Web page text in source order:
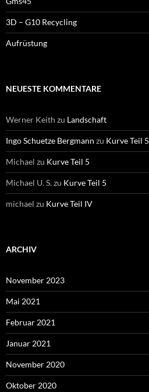
3D – G10 Recycling
Aufrüstung
NEUESTE KOMMENTARE
Werner Keith zu Landschaft
Ingo Schuetze Bergmann zu Kurve Teil 5
Michael zu Kurve Teil 5
Michael U. S.zu Kurve Teil 5
michael zu Kurve Teil IV
ARCHIV
November 2023
Mai 2021
Februar 2021
Januar 2021
November 2020
Oktober 2020